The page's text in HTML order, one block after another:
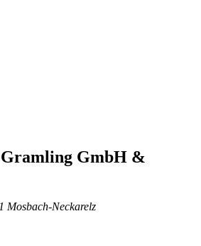
GmbH &
Mosbach-Neckarelz